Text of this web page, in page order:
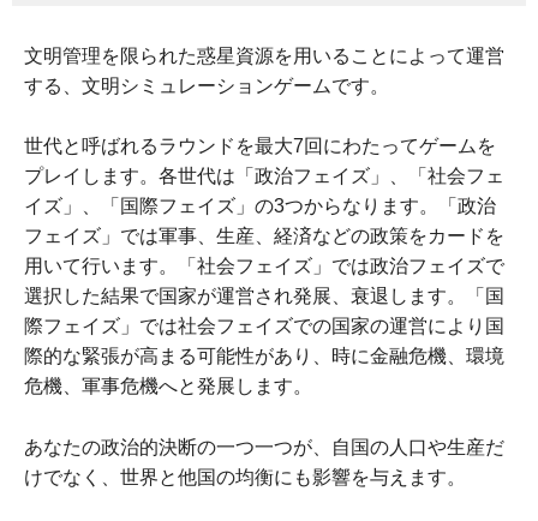
文明管理を限られた惑星資源を用いることによって運営
する、文明シミュレーションゲームです。
世代と呼ばれるラウンドを最大7回にわたってゲームを
プレイします。各世代は「政治フェイズ」、「社会フェ
イズ」、「国際フェイズ」の3つからなります。「政治
フェイズ」では軍事、生産、経済などの政策をカードを
用いて行います。「社会フェイズ」では政治フェイズで
選択した結果で国家が運営され発展、衰退します。「国
際フェイズ」では社会フェイズでの国家の運営により国
際的な緊張が高まる可能性があり、時に金融危機、環境
危機、軍事危機へと発展します。
あなたの政治的決断の一つ一つが、自国の人口や生産だ
けでなく、世界と他国の均衡にも影響を与えます。